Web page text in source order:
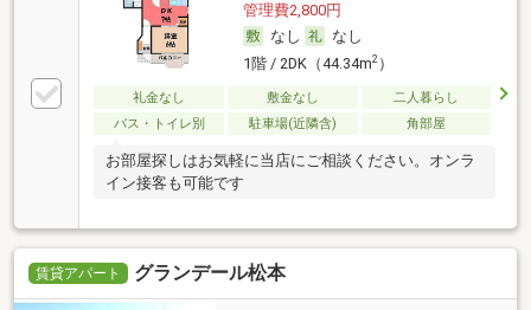
管理費2,800円
なし
なし
1階 / 2DK（44.34m2）
礼金なし 敷金なし
二人暮らし
バス・トイレ別
駐車場(近隣含) 角部屋
お部屋探しはお気軽に当店にご相談ください。オンラ
イン接客も可能です
賃貸アパート グランデール松本